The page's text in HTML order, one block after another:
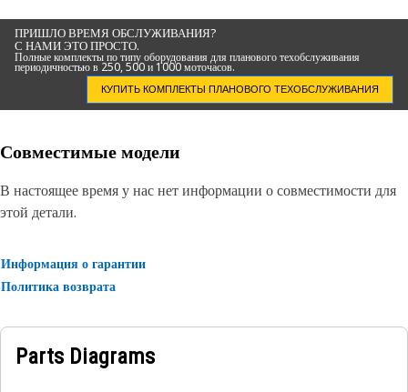
ПРИШЛО ВРЕМЯ ОБСЛУЖИВАНИЯ?
С НАМИ ЭТО ПРОСТО.
Полные комплекты по типу оборудования для планового техобслуживания
периодичностью в 250, 500 и 1000 моточасов.
КУПИТЬ КОМПЛЕКТЫ ПЛАНОВОГО ТЕХОБСЛУЖИВАНИЯ
Совместимые модели
В настоящее время у нас нет информации о совместимости для
этой детали.
Информация о гарантии
Политика возврата
Parts Diagrams